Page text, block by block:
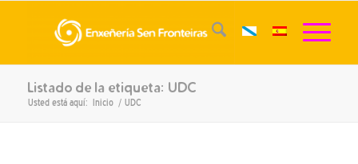
Listado de la etiqueta: UDC
Usted está aquí: Inicio / UDC